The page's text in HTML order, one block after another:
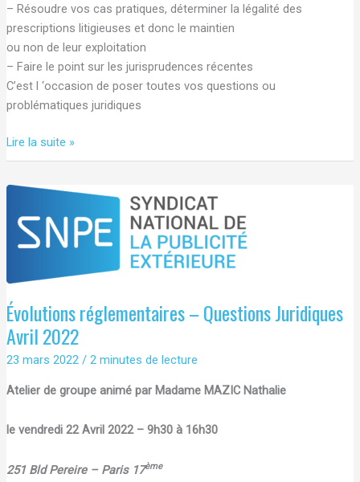
– Résoudre vos cas pratiques, déterminer la légalité des
prescriptions litigieuses et donc le maintien
ou non de leur exploitation
– Faire le point sur les jurisprudences récentes
C’est l ‘occasion de poser toutes vos questions ou
problématiques juridiques
Atelier
Juridique
Vendredi
Lire la suite »
Évolutions réglementaires – Questions Juridiques
Avril 2022
23 mars 2022 / 2 minutes de lecture
Atelier de groupe animé par Madame MAZIC Nathalie
le vendredi 22 Avril 2022 – 9h30 à 16h30
251 Bld Pereire – Paris 17ème